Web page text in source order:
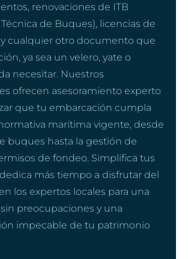
renovaciones de ITB
de Buques), licencias de
cualquier otro documento que
ya sea un velero, yate o
necesitar. Nuestros
ofrecen asesoramiento experto
que tu embarcación cumpla
marítima vigente, desde
buques hasta la gestión de
de fondeo. Simplifica tus
más tiempo a disfrutar del
los expertos locales para una
preocupaciones y una
impecable de tu patrimonio